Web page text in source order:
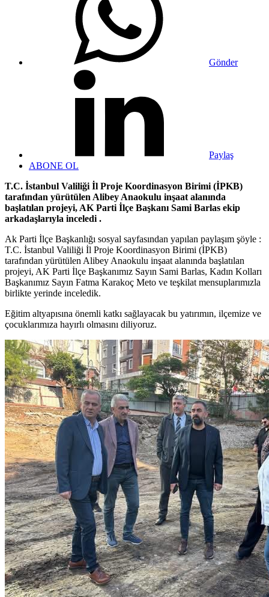
Gönder
Paylaş
ABONE OL
T.C. İstanbul Valiliği İl Proje Koordinasyon Birimi (İPKB)
tarafından yürütülen Alibey Anaokulu inşaat alanında
başlatılan projeyi, AK Parti İlçe Başkanı Sami Barlas ekip
arkadaşlarıyla inceledi .
Ak Parti İlçe Başkanlığı sosyal sayfasından yapılan paylaşım şöyle :
T.C. İstanbul Valiliği İl Proje Koordinasyon Birimi (İPKB)
tarafından yürütülen Alibey Anaokulu inşaat alanında başlatılan
projeyi, AK Parti İlçe Başkanımız Sayın Sami Barlas, Kadın Kolları
Başkanımız Sayın Fatma Karakoç Meto ve teşkilat mensuplarımızla
birlikte yerinde inceledik.
Eğitim altyapısına önemli katkı sağlayacak bu yatırımın, ilçemize ve
çocuklarımıza hayırlı olmasını diliyoruz.